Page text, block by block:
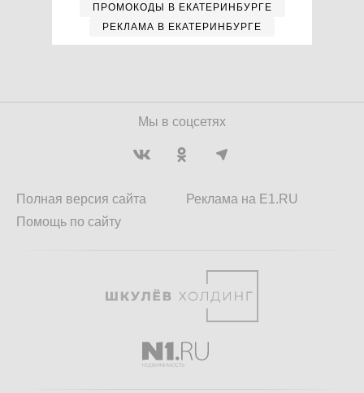
ПРОМОКОДЫ В ЕКАТЕРИНБУРГЕ
РЕКЛАМА В ЕКАТЕРИНБУРГЕ
Мы в соцсетях
Полная версия сайта
Помощь по сайту
Реклама на E1.RU